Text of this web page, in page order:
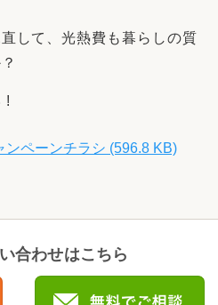
して、光熱費も暮らしの質
!
ペーンチラシ (596.8 KB)
合わせはこちら